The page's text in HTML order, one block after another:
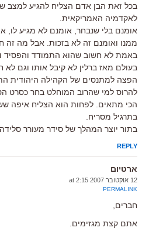
בכל זאת הבן אדם הצליח להגיע למצב
לאקדמיה האמריקאית.
אומנם בלי שנבחר, אומנם לא מגיע לו,
ממנו ואומנם זה לא בזכות. אבל מה זה
באמת לא חשוב שהוא התמודד והפסיד
בעולם מאז ברלין לא קיבל אותו וגם
הפצה למתנסים של הקהילה היהודית
להרוס למי שהרוב המוחלט בחר כסרט
בתרגיל מסריח.
בתור יוצר המהלך של סידר מעורר סלידה
REPLY
ארטיום
12 אוקטובר 2007 at 2:15
PERMALINK
חברים,
אתם קצת מגזימים.